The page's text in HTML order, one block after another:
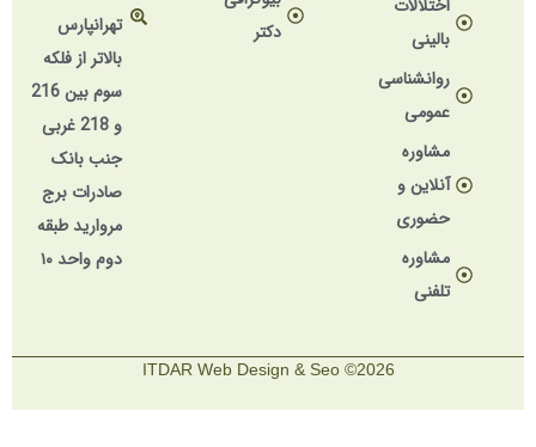
اختلالات
بالینی
روانشناسی
عمومی
مشاوره
آنلاین و
حضوری
مشاوره
تلفنی
دکتر
تهرانپارس
بالاتر از فلکه
سوم بین 216
و 218 غربی
جنب بانک
صادرات برج
مروارید طبقه
دوم واحد ۱۰